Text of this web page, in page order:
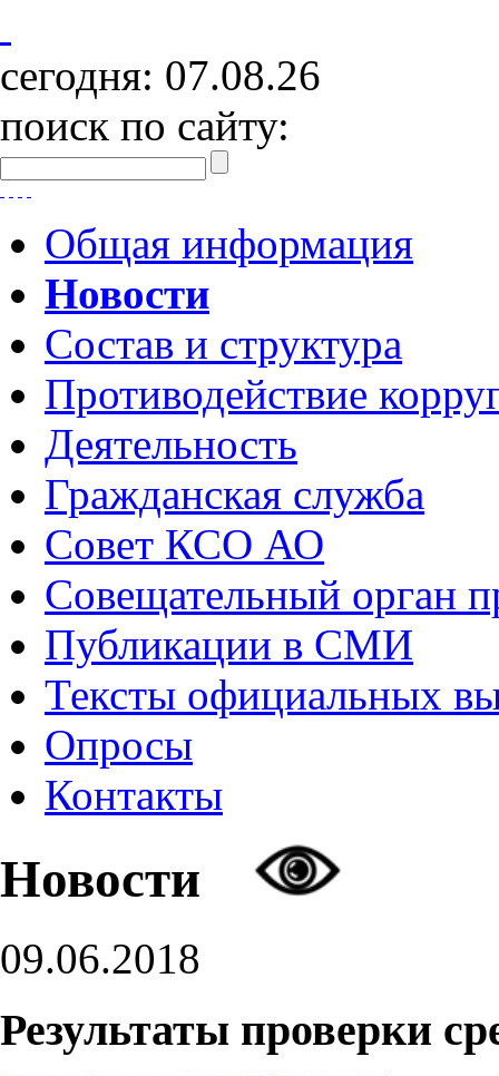
сегодня: 07.08.26
поиск по сайту:
Общая информация
Новости
Состав и структура
Противодействие
Деятельность
Гражданская служба
Совет КСО АО
Совещательный орган
Публикации в СМИ
Тексты официальных
Опросы
Контакты
Новости
09.06.2018
Результаты проверки